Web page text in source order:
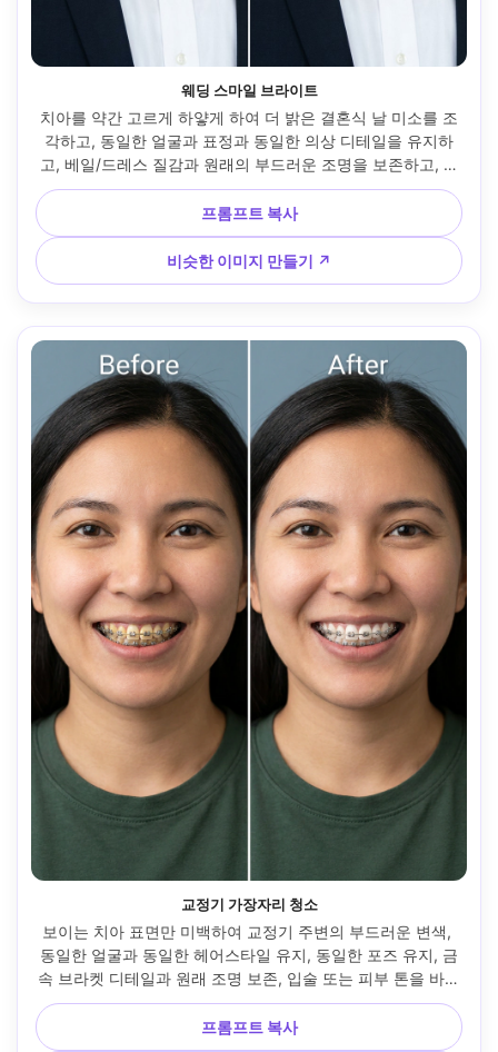
웨딩 스마일 브라이트
치아를 약간 고르게 하얗게 하여 더 밝은 결혼식 날 미소를 조
각하고, 동일한 얼굴과 표정과 동일한 의상 디테일을 유지하
고, 베일/드레스 질감과 원래의 부드러운 조명을 보존하고, 에
나멜 질감을 사실적으로 유지하세요 --ar 4:5
프롬프트 복사
비슷한 이미지 만들기 ↗
교정기 가장자리 청소
보이는 치아 표면만 미백하여 교정기 주변의 부드러운 변색,
동일한 얼굴과 동일한 헤어스타일 유지, 동일한 포즈 유지, 금
속 브라켓 디테일과 원래 조명 보존, 입술 또는 피부 톤을 바꾸
지 않음 --ar 4:5
프롬프트 복사